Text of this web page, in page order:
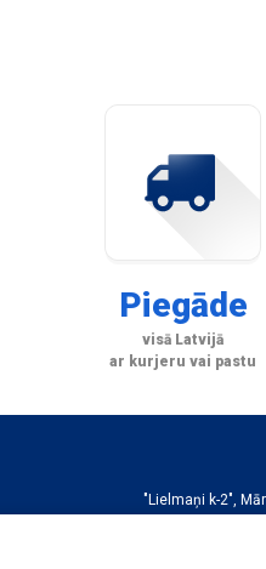
Piegāde
visā Latvijā
ar kurjeru vai pastu
"Lielmaņi k-2",